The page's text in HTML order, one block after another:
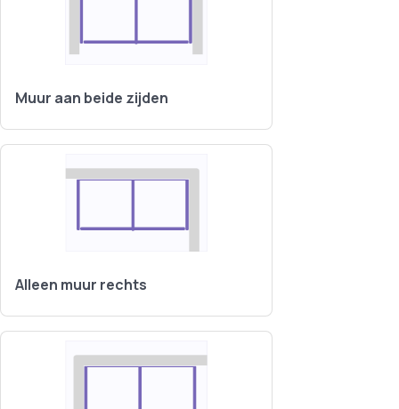
Muur aan beide zijden
Alleen muur rechts